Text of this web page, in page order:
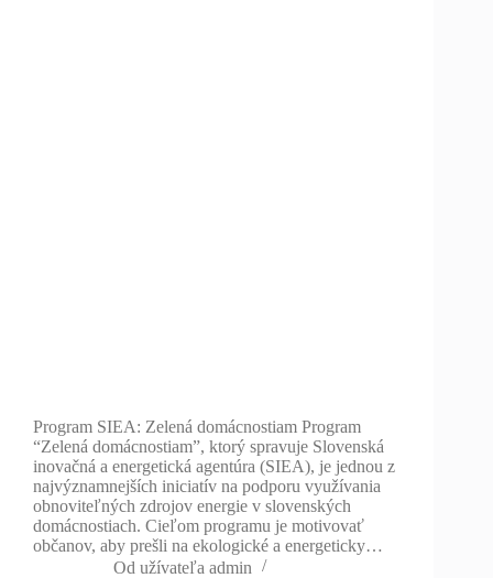
Program SIEA: Zelená domácnostiam Program
“Zelená domácnostiam”, ktorý spravuje Slovenská
inovačná a energetická agentúra (SIEA), je jednou z
najvýznamnejších iniciatív na podporu využívania
obnoviteľných zdrojov energie v slovenských
domácnostiach. Cieľom programu je motivovať
občanov, aby prešli na ekologické a energeticky…
Od užívateľa admin